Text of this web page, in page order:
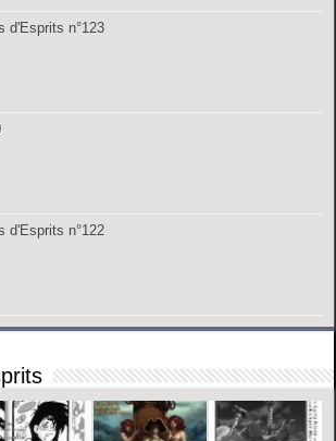
d'Esprits n°123
d'Esprits n°122